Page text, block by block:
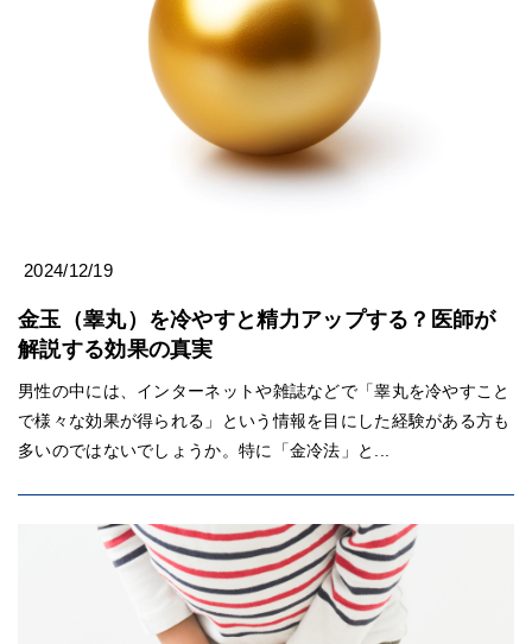
2024/12/19
金玉（睾丸）を冷やすと精力アップする？医師が
解説する効果の真実
男性の中には、インターネットや雑誌などで「睾丸を冷やすこと
で様々な効果が得られる」という情報を目にした経験がある方も
多いのではないでしょうか。特に「金冷法」と...